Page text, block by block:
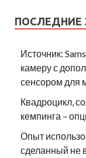
ПОСЛЕДНИЕ
Источник:
камеру с
сенсором для
Квадроцикл,
кемпинга –
Опыт
сделанный не